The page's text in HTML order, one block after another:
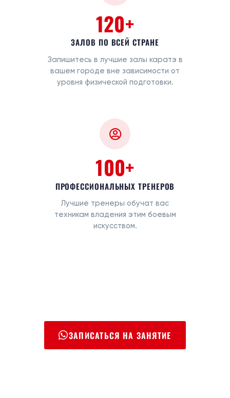
120+
ЗАЛОВ ПО ВСЕЙ СТРАНЕ
Запишитесь в лучшие залы каратэ в
вашем городе вне зависимости от
уровня физической подготовки.
100+
ПРОФЕССИОНАЛЬНЫХ ТРЕНЕРОВ
Лучшие тренеры обучат вас
техникам владения этим боевым
искусством.
ЗАПИСАТЬСЯ НА ЗАНЯТИЕ